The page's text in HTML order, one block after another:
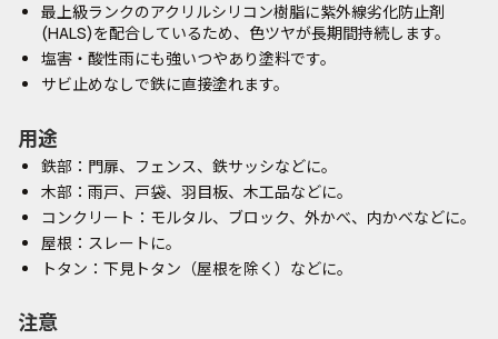
最上級ランクのアクリルシリコン樹脂に紫外線劣化防止剤
(HALS)を配合しているため、色ツヤが長期間持続します。
塩害・酸性雨にも強いつやあり塗料です。
サビ止めなしで鉄に直接塗れます。
用途
鉄部：門扉、フェンス、鉄サッシなどに。
木部：雨戸、戸袋、羽目板、木工品などに。
コンクリート：モルタル、ブロック、外かべ、内かべなどに。
屋根：スレートに。
トタン：下見トタン（屋根を除く）などに。
注意